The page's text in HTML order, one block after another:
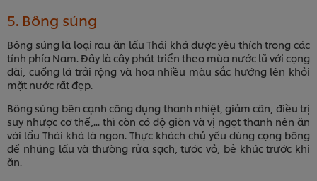
5. Bông súng
Bông súng là loại rau ăn lẩu Thái khá được yêu thích trong các
tỉnh phía Nam. Đây là cây phát triển theo mùa nước lũ với cọng
dài, cuống lá trải rộng và hoa nhiều màu sắc hướng lên khỏi
mặt nước rất đẹp.
Bông súng bên cạnh công dụng thanh nhiệt, giảm cân, điều trị
suy nhược cơ thể,... thì còn có độ giòn và vị ngọt thanh nên ăn
với lẩu Thái khá là ngon. Thực khách chủ yếu dùng cọng bông
để nhúng lẩu và thường rửa sạch, tước vỏ, bẻ khúc trước khi
ăn.